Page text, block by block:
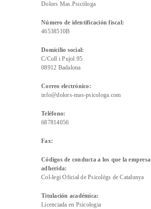
Dolors Mas.Psicóloga
Número de identificación fiscal:
46538510B
Domicilio social:
C/Coll i Pujol 95
08912 Badalona
Correo electrónico:
info@dolors-mas-psicologa.com
Teléfono:
687814056
Fax:
Códigos de conducta a los que la
adherida:
Col-legi Oficial de Psicolègs de Catalunya
Titulación académica:
Licenciada en Psicologia